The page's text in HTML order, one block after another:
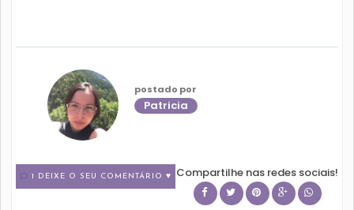
postado por
Patricia
1 DEIXE O SEU COMENTÁRIO ♥ Compartilhe nas redes sociais!